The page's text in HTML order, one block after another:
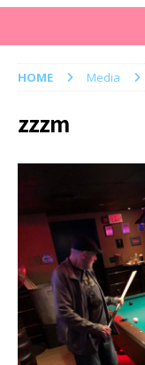
HOME Media
zzzm